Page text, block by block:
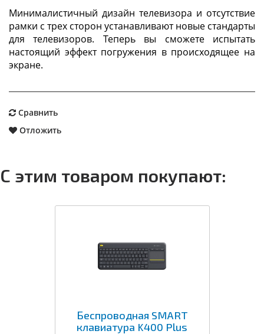
Минималистичный дизайн телевизора и отсутствие
рамки с трех сторон устанавливают новые стандарты
для телевизоров. Теперь вы сможете испытать
настоящий эффект погружения в происходящее на
экране.
Сравнить
Отложить
С этим товаром покупают:
Беспроводная SMART
клавиатура K400 Plus